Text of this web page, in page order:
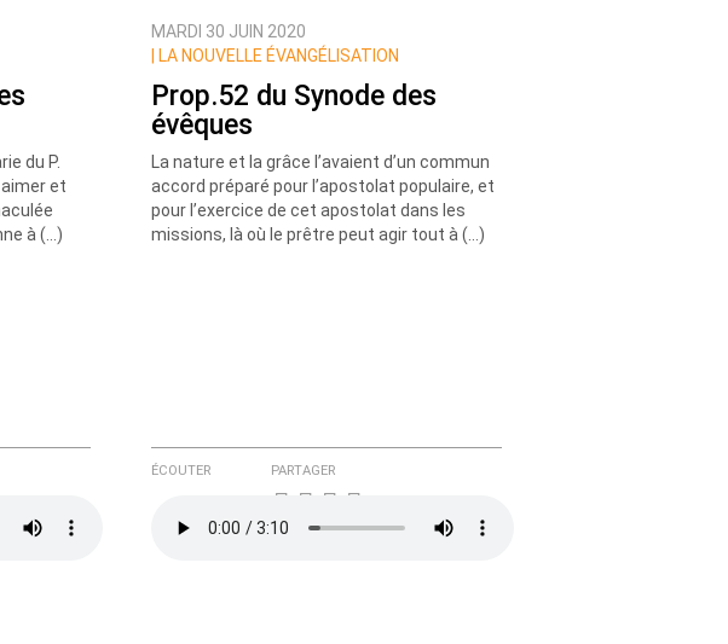
du P.
et
à (…)
MARDI 30 JUIN 2020
LA NOUVELLE ÉVANGÉLISATION
Prop.52 du Synode des
évêques
La nature et la grâce l’avaient d’un commun
accord préparé pour l’apostolat populaire, et
pour l’exercice de cet apostolat dans les
missions, là où le prêtre peut agir tout à (…)
ÉCOUTER PARTAGER